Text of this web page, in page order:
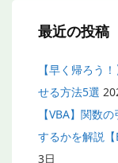
最近の投稿
【早く帰ろう
せる方法5選
【VBA】関数
するかを解説【
3日